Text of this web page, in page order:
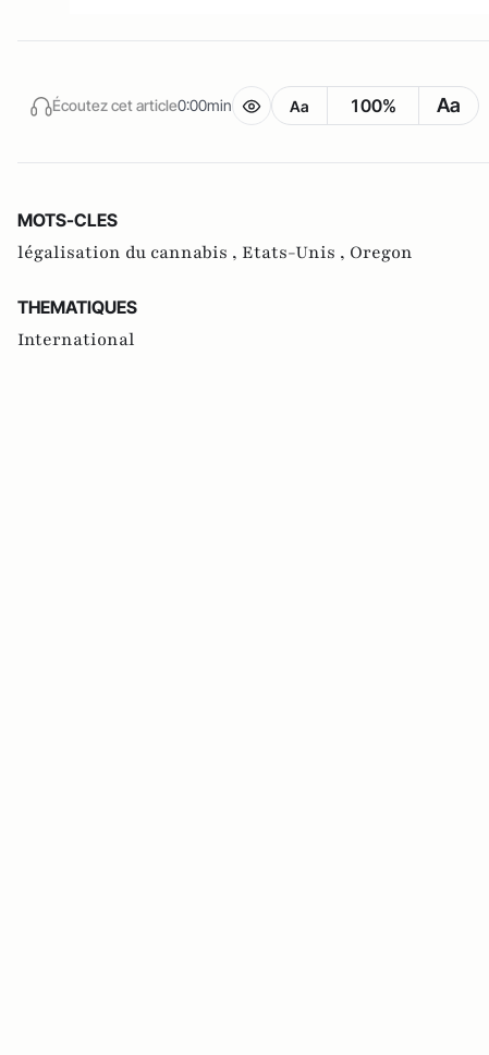
Écoutez cet article0:00min Aa 100% Aa
MOTS-CLES
légalisation du cannabis , Etats-Unis , Oregon
THEMATIQUES
International